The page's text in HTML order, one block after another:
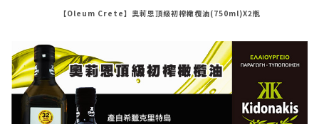
【Oleum Crete】奧莉恩頂級初榨橄欖油(750ml)X2瓶